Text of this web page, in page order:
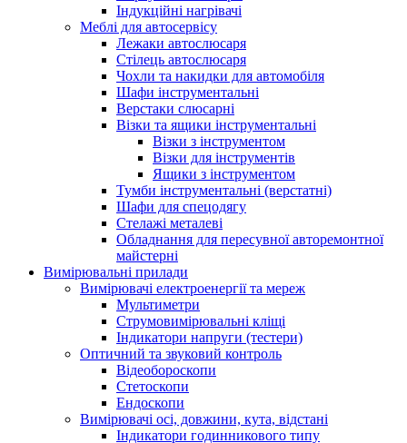
Індукційні нагрівачі
Меблі для автосервісу
Лежаки автослюсаря
Стілець автослюсаря
Чохли та накидки для автомобіля
Шафи інструментальні
Верстаки слюсарні
Візки та ящики інструментальні
Візки з інструментом
Візки для інструментів
Ящики з інструментом
Тумби інструментальні (верстатні)
Шафи для спецодягу
Стелажі металеві
Обладнання для пересувної авторемонтної
майстерні
Вимірювальні прилади
Вимірювачі електроенергії та мереж
Мультиметри
Струмовимірювальні кліщі
Індикатори напруги (тестери)
Оптичний та звуковий контроль
Відеобороскопи
Стетоскопи
Ендоскопи
Вимірювачі осі, довжини, кута, відстані
Індикатори годинникового типу